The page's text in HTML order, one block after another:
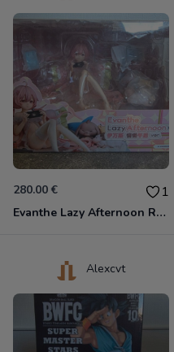
280.00 € 1
Evanthe Lazy Afternoon Red Pride of Eden
Alexcvt